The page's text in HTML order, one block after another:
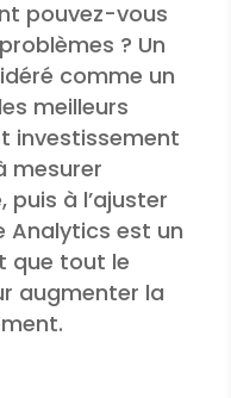
pouvez-vous
? Un
comme un
meilleurs
investissement
mesurer
à l’ajuster
Analytics est un
que tout le
augmenter la